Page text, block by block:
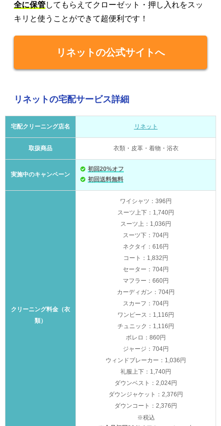
全に保管してもらえてクローゼット・押し入れをスッ
キリと使うことができて超便利です！
リネットの公式サイトへ
リネットの宅配サービス詳細
宅配クリーニング店名 リネット
取扱商品 衣類・皮革・着物・浴衣
実施中のキャンペーン
初回20%オフ
初回送料無料
クリーニング料金（衣
類）
ワイシャツ：396円
スーツ上下：1,740円
スーツ上：1,036円
スーツ下：704円
ネクタイ：616円
コート：1,832円
セーター：704円
マフラー：660円
カーディガン：704円
スカーフ：704円
ワンピース：1,116円
チュニック：1,116円
ボレロ：860円
ジャージ：704円
ウィンドブレーカー：1,036円
礼服上下：1,740円
ダウンベスト：2,024円
ダウンジャケット：2,376円
ダウンコート：2,376円
※税込